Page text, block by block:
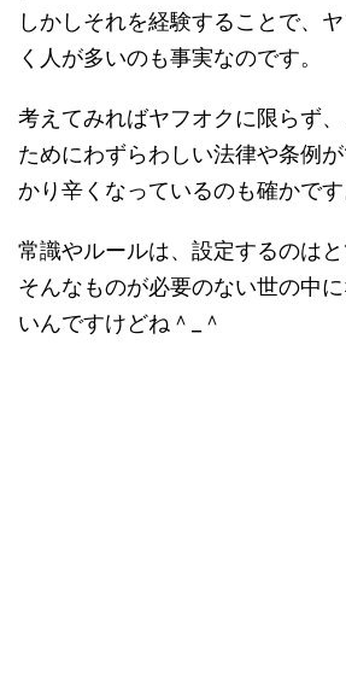
しかしそれを経験することで、
く人が多いのも事実なのです。
考えてみればヤフオクに限らず
ためにわずらわしい法律や条例
かり辛くなっているのも確かです
常識やルールは、設定するのはと
そんなものが必要のない世の中
いんですけどね＾_＾